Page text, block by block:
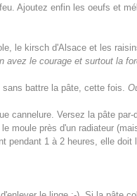
Ajoutez enfin les oeufs et
le kirsch d'Alsace et les
avez le courage et surtout la
battre la pâte, cette fois.
cannelure. Versez la pâte
moule près d'un radiateur
pendant 1 à 2 heures, elle doit